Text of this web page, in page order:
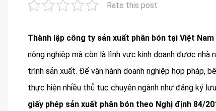
Rate this post
Thành lập công ty sản xuất phân bón tại Việt Nam
nông nghiệp mà còn là lĩnh vực kinh doanh được
trình sản xuất. Để vận hành doanh nghiệp hợp pháp,
thực hiện nhiều thủ tục chuyên ngành như đăng ký
giấy phép sản xuất phân bón theo Nghị định 84/